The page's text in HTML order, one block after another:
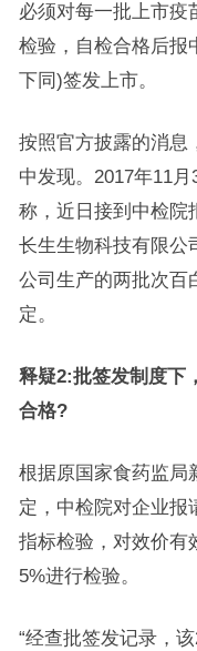
必须对每一批上市疫
检验，自检合格后报
下同)签发上市。
按照官方披露的消息
中发现。2017年11
称，近日接到中检院
长生生物科技有限公
公司生产的两批次百
定。
释疑2:批签发制度下
合格?
根据原国家食药监局
定，中检院对企业报
指标检验，对效价有
5%进行检验。
“经查批签发记录，